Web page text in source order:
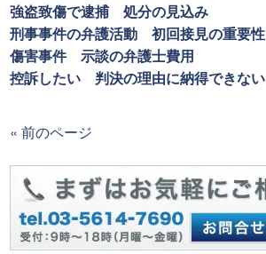
強盗致傷で逮捕 処分の見込み
刑事事件の弁護活動 初回接見の重要性
傷害事件 示談の弁護士費用
控訴したい 判決の理由に納得できない
« 前のページ